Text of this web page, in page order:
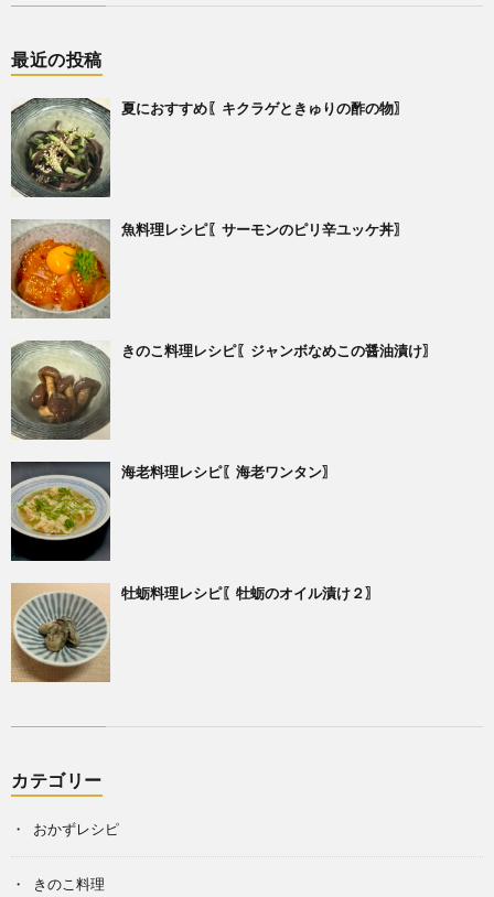
最近の投稿
夏におすすめ〖キクラゲときゅりの酢の物〗
魚料理レシピ〖サーモンのピリ辛ユッケ丼〗
きのこ料理レシピ〖ジャンボなめこの醤油漬け〗
海老料理レシピ〖海老ワンタン〗
牡蛎料理レシピ〖牡蛎のオイル漬け２〗
カテゴリー
おかずレシピ
きのこ料理